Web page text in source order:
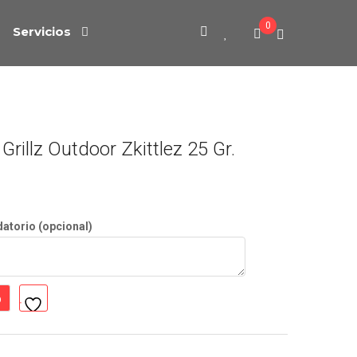
Servicios 0
Outdoor Zkittlez 25 Gr.
(opcional)